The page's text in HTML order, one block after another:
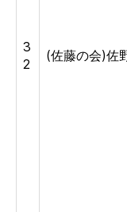
3
2
(佐藤の会)佐